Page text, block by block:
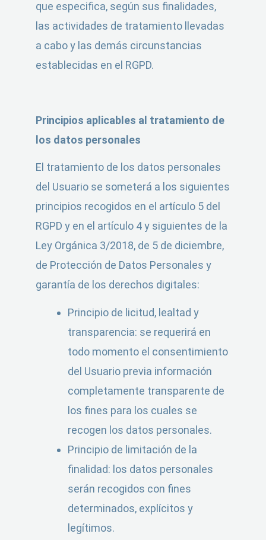
que especifica, según sus finalidades,
las actividades de tratamiento llevadas
a cabo y las demás circunstancias
establecidas en el RGPD.
Principios aplicables al tratamiento de
los datos personales
El tratamiento de los datos personales
del Usuario se someterá a los siguientes
principios recogidos en el artículo 5 del
RGPD y en el artículo 4 y siguientes de la
Ley Orgánica 3/2018, de 5 de diciembre,
de Protección de Datos Personales y
garantía de los derechos digitales:
Principio de licitud, lealtad y
transparencia: se requerirá en
todo momento el consentimiento
del Usuario previa información
completamente transparente de
los fines para los cuales se
recogen los datos personales.
Principio de limitación de la
finalidad: los datos personales
serán recogidos con fines
determinados, explícitos y
legítimos.